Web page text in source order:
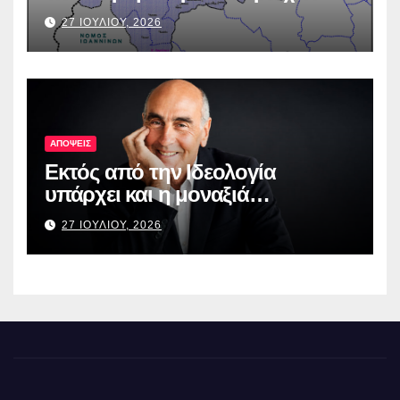
27 ΙΟΥΛΙΟΥ, 2026
ΑΠΟΨΕΙΣ
Εκτός από την Ιδεολογία
υπάρχει και η μοναξιά…
27 ΙΟΥΛΙΟΥ, 2026